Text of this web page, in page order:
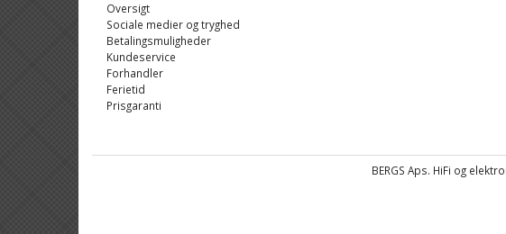
Oversigt
Sociale medier og tryghed
Betalingsmuligheder
Kundeservice
Forhandler
Ferietid
Prisgaranti
BERGS Aps. HiFi og